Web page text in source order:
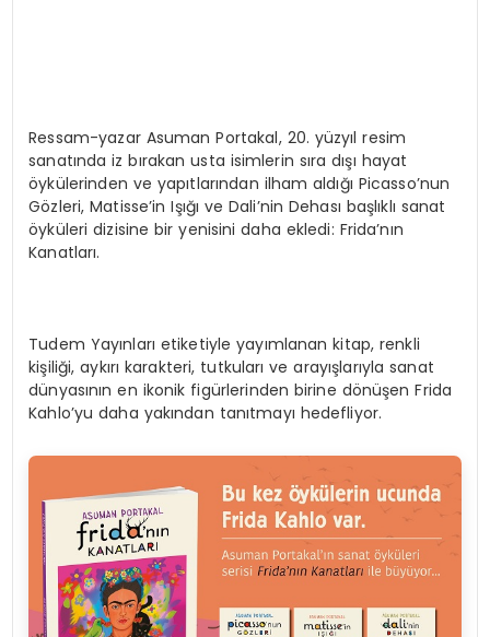
Ressam-yazar Asuman Portakal, 20. yüzyıl resim
sanatında iz bırakan usta isimlerin sıra dışı hayat
öykülerinden ve yapıtlarından ilham aldığı Picasso’nun
Gözleri, Matisse’in Işığı ve Dali’nin Dehası başlıklı sanat
öyküleri dizisine bir yenisini daha ekledi: Frida’nın
Kanatları.
Tudem Yayınları etiketiyle yayımlanan kitap, renkli
kişiliği, aykırı karakteri, tutkuları ve arayışlarıyla sanat
dünyasının en ikonik figürlerinden birine dönüşen Frida
Kahlo’yu daha yakından tanıtmayı hedefliyor.